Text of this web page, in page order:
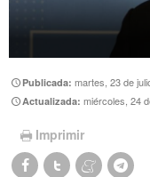
Publicada:martes, 23 de
Actualizada:miércoles, 24
Imprimir